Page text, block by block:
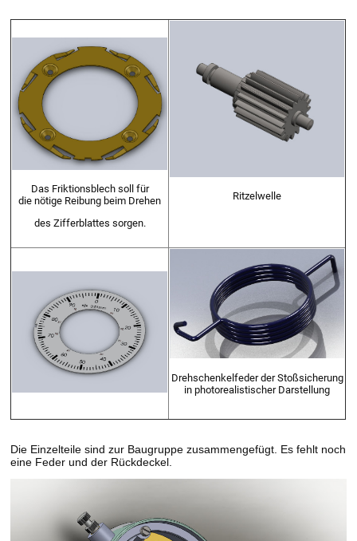
Das Friktionsblech soll für
die nötige Reibung beim Drehen
des Zifferblattes sorgen.
Ritzelwelle
Drehschenkelfeder der Stoßsicherung
in photorealistischer Darstellung
Die Einzelteile sind zur Baugruppe zusammengefügt. Es fehlt noch
eine Feder und der Rückdeckel.